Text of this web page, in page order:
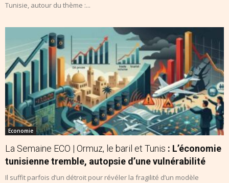
Tunisie, autour du thème :...
Economie
La Semaine ECO | Ormuz, le baril et Tunis : L’économie
tunisienne tremble, autopsie d’une vulnérabilité
Il suffit parfois d’un détroit pour révéler la fragilité d’un modèle